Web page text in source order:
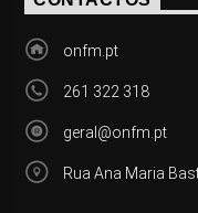
onfm.pt
261 322 318
geral@onfm.pt
Rua Ana Maria